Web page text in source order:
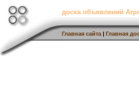
доска объявлений
Главная сайта | Главная